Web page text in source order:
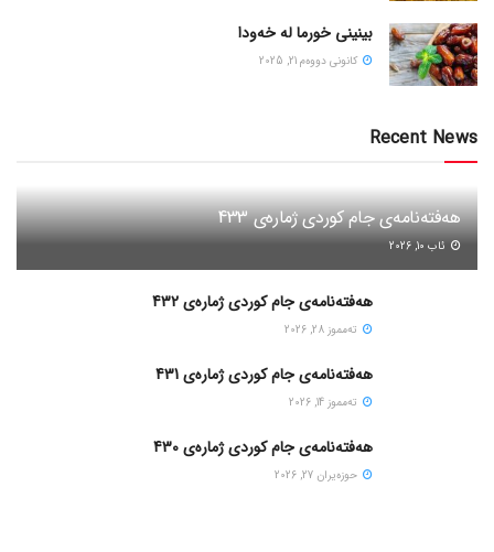
بینینی خورما لە خەودا
كانونی دووه‌م 21, 2025
Recent News
هەفتەنامەی جام کوردی ژمارەی 433
ئاب 10, 2026
هەفتەنامەی جام کوردی ژمارەی 432
ته‌مموز 28, 2026
هەفتەنامەی جام کوردی ژمارەی 431
ته‌مموز 14, 2026
هەفتەنامەی جام کوردی ژمارەی 430
حوزه‌یران 27, 2026